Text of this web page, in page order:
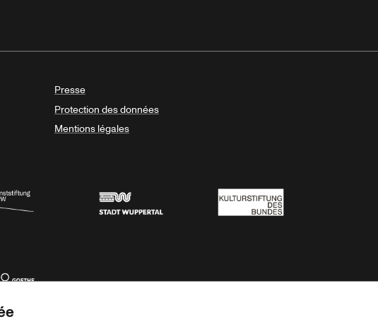
Presse
Protection des données
Mentions légales